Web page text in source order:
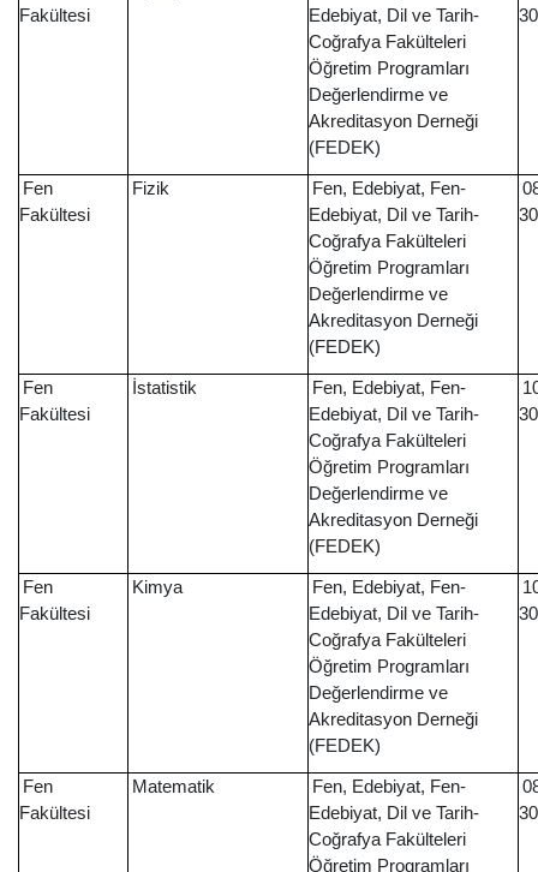
Fakültesi
Edebiyat, Dil ve Tarih-
Coğrafya Fakülteleri
Öğretim Programları
Değerlendirme ve
Akreditasyon Derneği
(FEDEK)
Fen
Fakültesi
Fizik
Fen, Edebiyat, Fen-
Edebiyat, Dil ve Tarih-
Coğrafya Fakülteleri
Öğretim Programları
Değerlendirme ve
Akreditasyon Derneği
(FEDEK)
Fen
Fakültesi
İstatistik
Fen, Edebiyat, Fen-
Edebiyat, Dil ve Tarih-
Coğrafya Fakülteleri
Öğretim Programları
Değerlendirme ve
Akreditasyon Derneği
(FEDEK)
Fen
Fakültesi
Kimya
Fen, Edebiyat, Fen-
Edebiyat, Dil ve Tarih-
Coğrafya Fakülteleri
Öğretim Programları
Değerlendirme ve
Akreditasyon Derneği
(FEDEK)
Fen
Fakültesi
Matematik
Fen, Edebiyat, Fen-
Edebiyat, Dil ve Tarih-
Coğrafya Fakülteleri
Öğretim Programları